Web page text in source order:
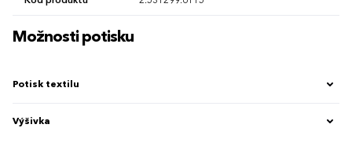
Možnosti potisku
Potisk textilu
Výšivka